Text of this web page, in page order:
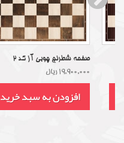
صفحه شطرنج چوبی آز کد 2
19,900,000 ریال
افزودن به سبد خرید